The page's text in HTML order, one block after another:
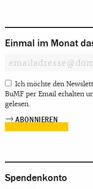
Einmal im Monat
Ich möchte den
BuMF per Email erhalten
gelesen.
Spendenkonto